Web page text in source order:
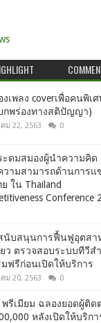
เพลง coverเพื่อคนพิเ
กพร่องทางสติปัญญา)
ม 22, 2563 0
ะดมสมองผู้นำความคิด
วามสามารถด้านการแ
ใน Thailand
Conference
นับสนุนการฟื้นฟูอุตสา
ว ตรวจสอบระบบทีวีส
ฟรีก่อนเปิดให้บริการ
ม 20, 2563 0
รีเมียม ฉลองยอดผู้ติด
หลังเปิดให้บริกา